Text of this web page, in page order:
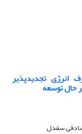
انرژی تجدیدپذیر
حال توسعه
سقدل